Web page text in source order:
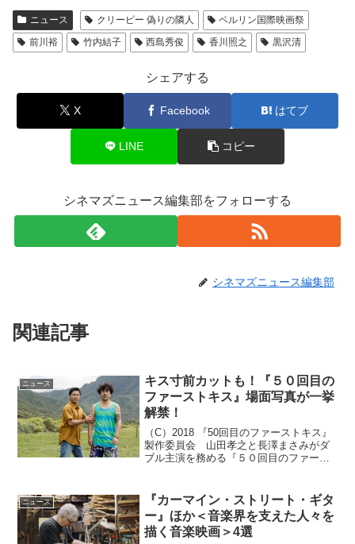
ニュース クリーピー 偽りの隣人
ベルリン国際映画祭
前川裕
竹内結子 西島秀俊 香川照之 黒沢清
シェアする
X Facebook はてブ
LINE コピー
シネマズニュース編集部をフォローする
シネマズニュース編集部
関連記事
ニュース
キス寸前カットも！『５０回目の
ファーストキス』場面写真が一挙
解禁！
（C）2018 『50回目のファーストキス』
製作委員会 山田孝之と長澤まさみがダ
ブル主演を務める『５０回目のファース
禁となった。本作はハワイのオアフ島を
舞台に、...
ニュース
『カーマイン・ストリート・ギタ
ー』ほか＜音楽界を支えた人々を
描く音楽映画＞4選